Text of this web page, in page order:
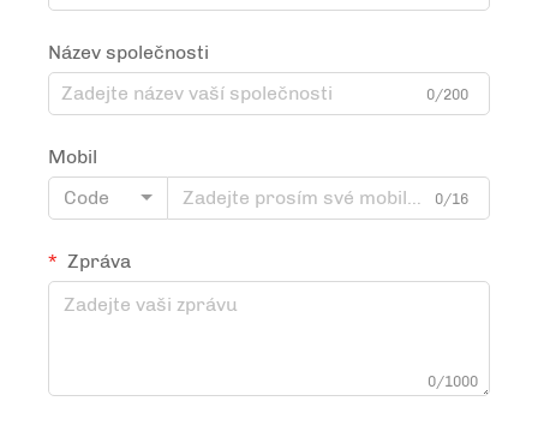
Název společnosti
0/200
Mobil
Code
0/16
Zpráva
0/1000